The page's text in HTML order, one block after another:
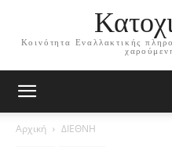
Κοινότητα Εναλλακτικής
Αρχική ΔΙΕΘΝΗ